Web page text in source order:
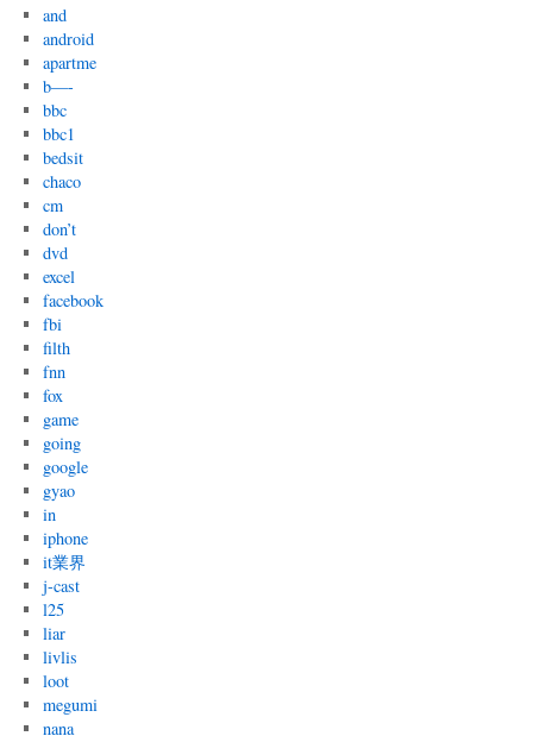
and
android
apartme
b—-
bbc
bbc1
bedsit
chaco
cm
don’t
dvd
excel
facebook
fbi
filth
fnn
fox
game
going
google
gyao
in
iphone
it業界
j-cast
l25
liar
livlis
loot
megumi
nana